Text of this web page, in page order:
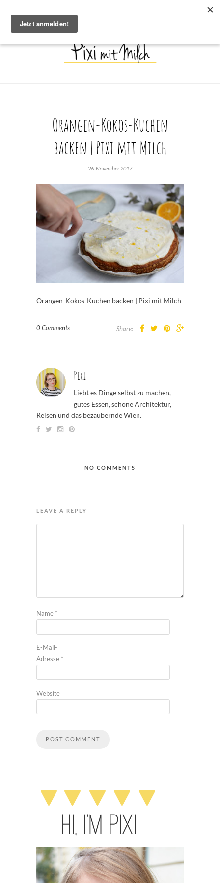
Orangen-Kokos-Kuchen
backen | Pixi mit Milch
26. November 2017
Orangen-Kokos-Kuchen backen | Pixi mit Milch
0 Comments Share:
Pixi
Liebt es Dinge selbst zu machen,
gutes Essen, schöne Architektur,
Reisen und das bezaubernde Wien.
NO COMMENTS
LEAVE A REPLY
Name *
E-Mail-
Adresse *
Website